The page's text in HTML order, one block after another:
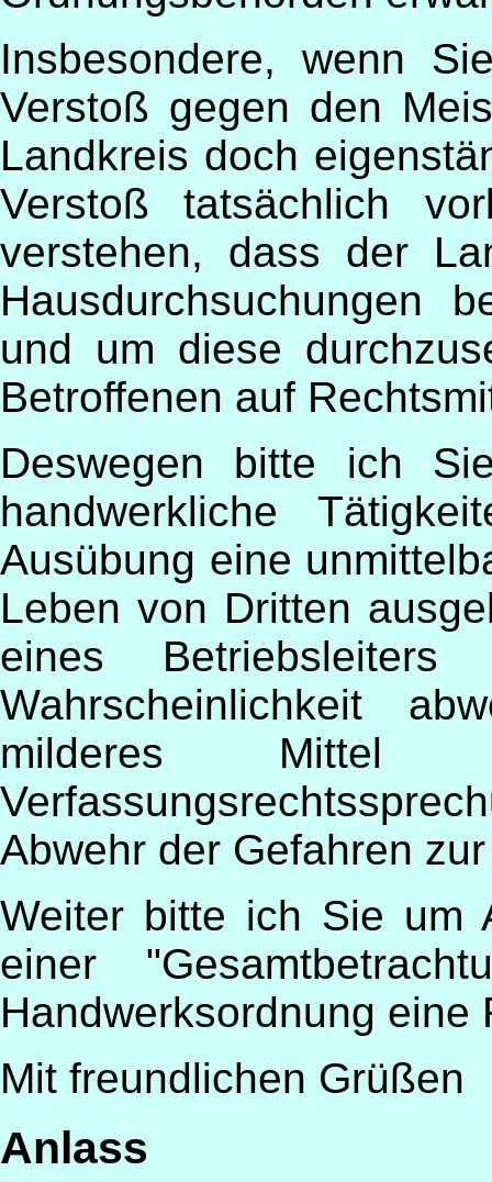
Insbesondere, wenn
Verstoß gegen den
Landkreis doch
Verstoß tatsächlich
verstehen, dass der
Hausdurchsuchungen
und um diese
Betroffenen auf
Deswegen bitte ich
handwerkliche
Ausübung eine
Leben von Dritten
eines
Wahrscheinlichkeit
milderes
Abwehr der Gefahren
Weiter bitte ich Sie um
einer
Handwerksordnung eine
Mit freundlichen Grüßen
Anlass